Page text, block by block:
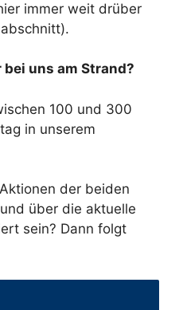
immer weit drüber
uns am Strand?
100 und 300
in unserem
der beiden
über die aktuelle
sein? Dann folgt